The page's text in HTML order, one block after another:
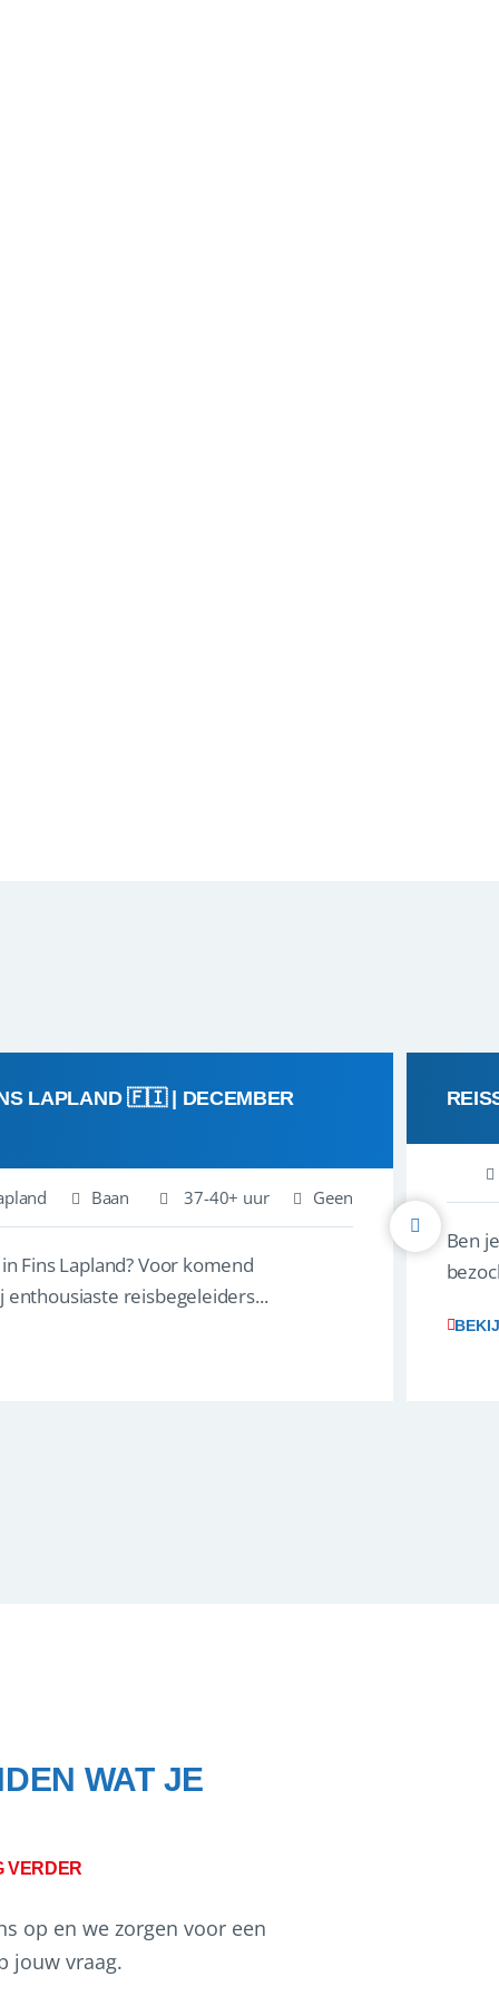
LAPLAND 🇫🇮 | DECEMBER
Baan 37-40+ uur Geen
Fins Lapland? Voor komend
reisbegeleiders...
Ben
WAT JE
VERDER
op en we zorgen voor een
jouw vraag.